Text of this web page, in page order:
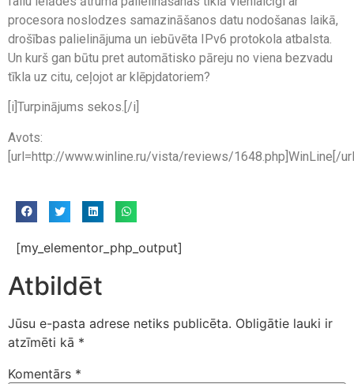
procesora noslodzes samazināšanos datu nodošanas laikā,
drošības palielinājuma un iebūvēta IPv6 protokola atbalsta.
Un kurš gan būtu pret automātisko pāreju no viena bezvadu
tīkla uz citu, ceļojot ar klēpjdatoriem?
[i]Turpinājums sekos.[/i]
Avots:
[url=http://www.winline.ru/vista/reviews/1648.php]WinLine[/
[my_elementor_php_output]
Atbildēt
Jūsu e-pasta adrese netiks publicēta. Obligātie lauki ir
atzīmēti kā *
Komentārs *